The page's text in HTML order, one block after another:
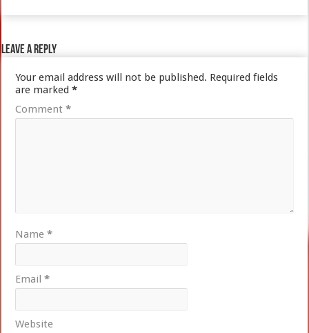
Leave a Reply
Your email address will not be published. Required fields
are marked*
Comment*
Name*
Email*
Website